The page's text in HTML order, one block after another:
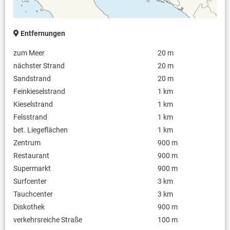
Entfernungen
zum Meer
20 m
nächster Strand
20 m
Sandstrand
20 m
Feinkieselstrand
1 km
Kieselstrand
1 km
Felsstrand
1 km
bet. Liegeflächen
1 km
Zentrum
900 m
Restaurant
900 m
Supermarkt
900 m
Surfcenter
3 km
Tauchcenter
3 km
Diskothek
900 m
verkehrsreiche Straße
100 m